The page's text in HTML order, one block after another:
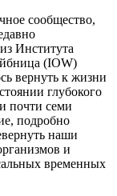
сообщество,
Института
(IOW)
вернуть к жизни
глубокого
почти семи
подробно
наши
и
временных